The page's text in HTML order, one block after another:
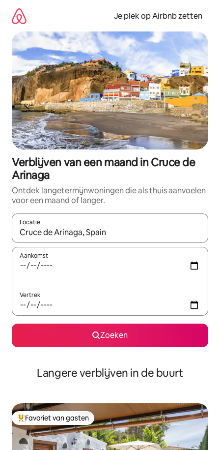
direct
naar
inhoud
Je plek op Airbnb zetten
Verblijven van een maand in Cruce de
Arinaga
Ontdek langetermijnwoningen die als thuis aanvoelen
voor een maand of langer.
Locatie
Wanneer er resultaten beschikbaar zijn, maak je een keuze
Aankomst
Vertrek
Zoeken
Langere verblijven in de buurt
Topfavoriet van gasten
Favoriet van gasten